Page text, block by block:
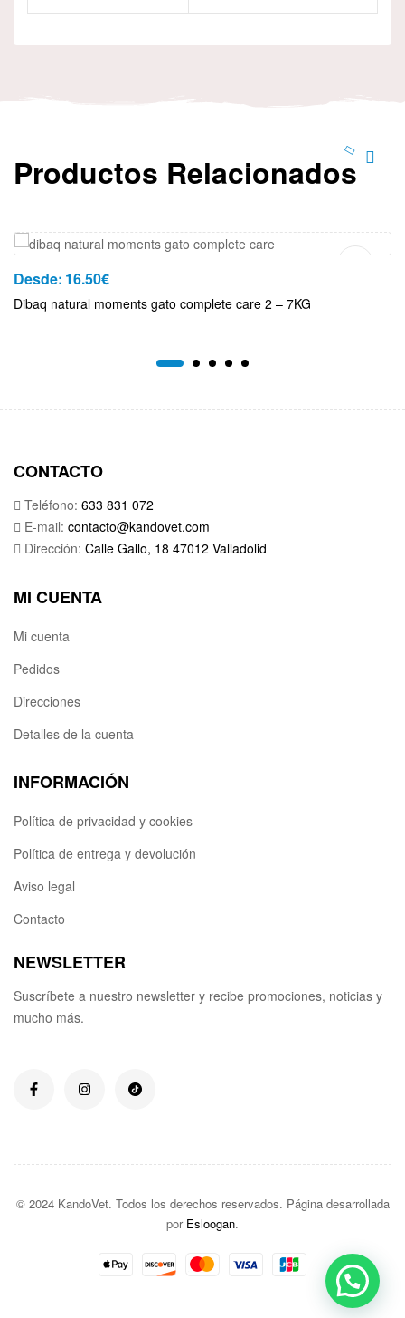
Productos Relacionados
Desde: 16.50€
Dibaq natural moments gato complete care 2 – 7KG
CONTACTO
Teléfono: 633 831 072
E-mail: contacto@kandovet.com
Dirección: Calle Gallo, 18 47012 Valladolid
MI CUENTA
Mi cuenta
Pedidos
Direcciones
Detalles de la cuenta
INFORMACIÓN
Política de privacidad y cookies
Política de entrega y devolución
Aviso legal
Contacto
NEWSLETTER
Suscríbete a nuestro newsletter y recibe promociones, noticias y
mucho más.
© 2024 KandoVet. Todos los derechos reservados. Página desarrollada
por Esloogan.